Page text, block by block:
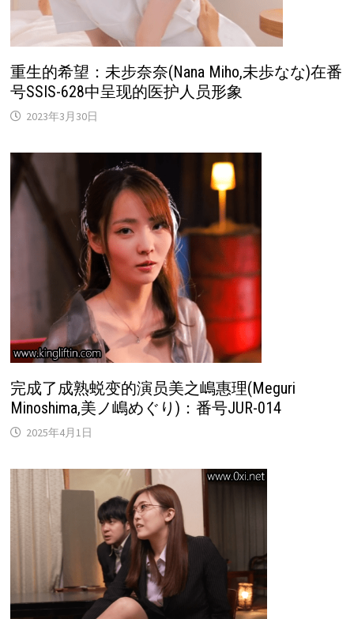
重生的希望：未步奈奈(Nana Miho,未歩なな)在番
号SSIS-628中呈现的医护人员形象
2023年3月30日
完成了成熟蜕变的演员美之嶋惠理(Meguri
Minoshima,美ノ嶋めぐり)：番号JUR-014
2025年4月1日